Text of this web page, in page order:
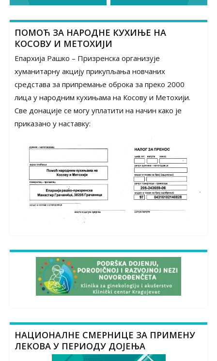
navigation
ПОМОЋ ЗА НАРОДНЕ КУХИЊЕ НА
КОСОВУ И МЕТОХИЈИ
Епархија Рашко – Призренска организује
хуманитарну акцију прикупљања новчаних
средстава за припремање оброка за преко 2000
лица у народним кухињама на Косову и Метохији.
Све донације се могу уплатити на начин како је
приказано у наставку:
НАЦИОНАЛНЕ СМЕРНИЦЕ ЗА ПРИМЕНУ
ЛЕКОВА У ПЕРИОДУ ДОЈЕЊА